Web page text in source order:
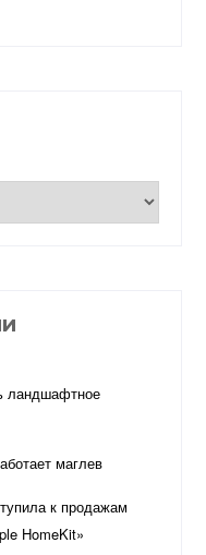
ландшафтное
маглев
к продажам
HomeKit»